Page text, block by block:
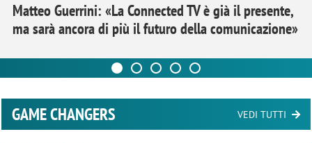
Matteo Guerrini: «La Connected TV è già il presente,
ma sarà ancora di più il futuro della comunicazione»
GAME CHANGERS VEDI TUTTI